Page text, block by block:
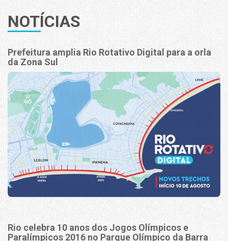
NOTÍCIAS
Prefeitura amplia Rio Rotativo Digital para a orla
da Zona Sul
Rio celebra 10 anos dos Jogos Olímpicos e
Paralímpicos 2016 no Parque Olímpico da Barra